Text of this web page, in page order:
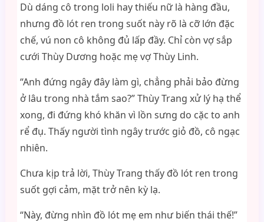
Dù dáng cô trong loli hay thiếu nữ là hàng đầu,
nhưng đồ lót ren trong suốt này rõ là cỡ lớn đặc
chế, vú non cô không đủ lấp đầy. Chỉ còn vợ sắp
cưới Thùy Dương hoặc mẹ vợ Thùy Linh.
“Anh đứng ngây đây làm gì, chẳng phải bảo đừng
ở lâu trong nhà tắm sao?” Thùy Trang xử lý hạ thể
xong, đi đứng khó khăn vì lồn sưng do cặc to anh
rể đụ. Thấy người tình ngây trước giỏ đồ, cô ngạc
nhiên.
Chưa kịp trả lời, Thùy Trang thấy đồ lót ren trong
suốt gợi cảm, mặt trở nên kỳ lạ.
“Này, đừng nhìn đồ lót mẹ em như biến thái thế!”